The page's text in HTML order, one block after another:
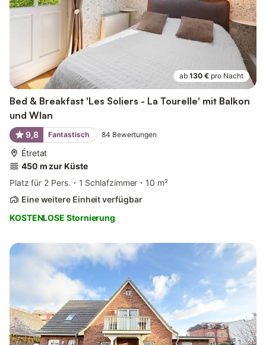
ab 130 € pro Nacht
Bed & Breakfast 'Les Soliers - La Tourelle' mit Balkon
und Wlan
9,8 Fantastisch 84 Bewertungen
Étretat
450 m zur Küste
Platz für 2 Pers.
1 Schlafzimmer
10 m²
Eine weitere Einheit verfügbar
KOSTENLOSE Stornierung